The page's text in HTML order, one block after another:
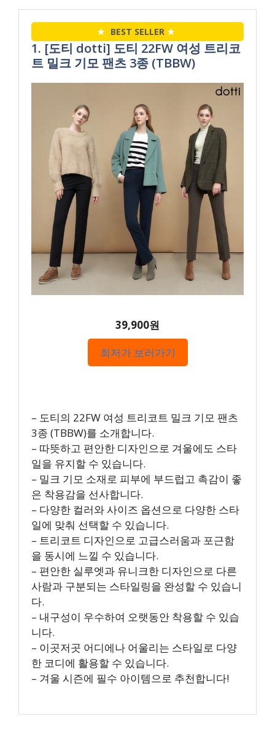
★ BEST SELLER ★
1. [도티 dotti] 도티 22FW 여성 트리코
트 밀크 기모 팬츠 3종 (TBBW)
39,900원
최저가 보러가기
– 도티의 22FW 여성 트리코트 밀크 기모 팬츠
3종 (TBBW)를 소개합니다.
– 따뜻하고 편안한 디자인으로 겨울에도 스타
일을 유지할 수 있습니다.
– 밀크 기모 소재로 피부에 부드럽고 촉감이 좋
은 착용감을 선사합니다.
– 다양한 컬러와 사이즈 옵션으로 다양한 스타
일에 맞춰 선택할 수 있습니다.
– 트리코트 디자인으로 고급스러움과 포근함
을 동시에 느낄 수 있습니다.
– 편안한 실루엣과 유니크한 디자인으로 다른
사람과 구분되는 스타일링을 완성할 수 있습니
다.
– 내구성이 우수하여 오랫동안 착용할 수 있습
니다.
– 이곳저곳 어디에나 어울리는 스타일로 다양
한 코디에 활용할 수 있습니다.
– 겨울 시즌에 필수 아이템으로 추천합니다!